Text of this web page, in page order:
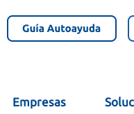
Empresas